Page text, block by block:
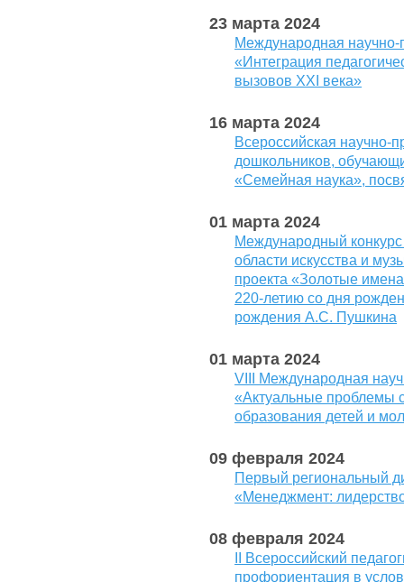
23 марта 2024
Международная научно-
«Интеграция
вызовов XXI века»
16 марта 2024
Всероссийская научно-
дошкольников,
«Семейная наука»,
01 марта 2024
Международный конкурс
области искусства и
проекта «Золотые
220-летию со дня
рождения А.С. Пушкина
01 марта 2024
VIII Международная
«Актуальные проблемы
образования детей и
09 февраля 2024
Первый региональный
«Менеджмент:
08 февраля 2024
II Всероссийский
профориентация в